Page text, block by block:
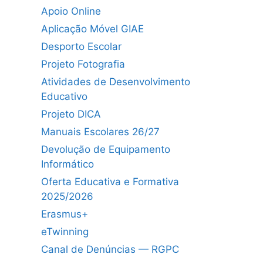
Apoio Online
Aplicação Móvel GIAE
Desporto Escolar
Projeto Fotografia
Atividades de Desenvolvimento
Educativo
Projeto DICA
Manuais Escolares 26/27
Devolução de Equipamento
Informático
Oferta Educativa e Formativa
2025/2026
Erasmus+
eTwinning
Canal de Denúncias — RGPC